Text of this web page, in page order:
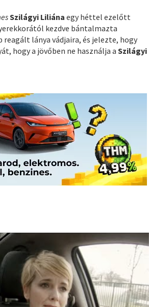
Szilágyi Liliána egy héttel ezelőtt
kezdve bántalmazta
reagált lánya vádjaira, és jelezte, hogy
hogy a jövőben ne használja aSzilágyi